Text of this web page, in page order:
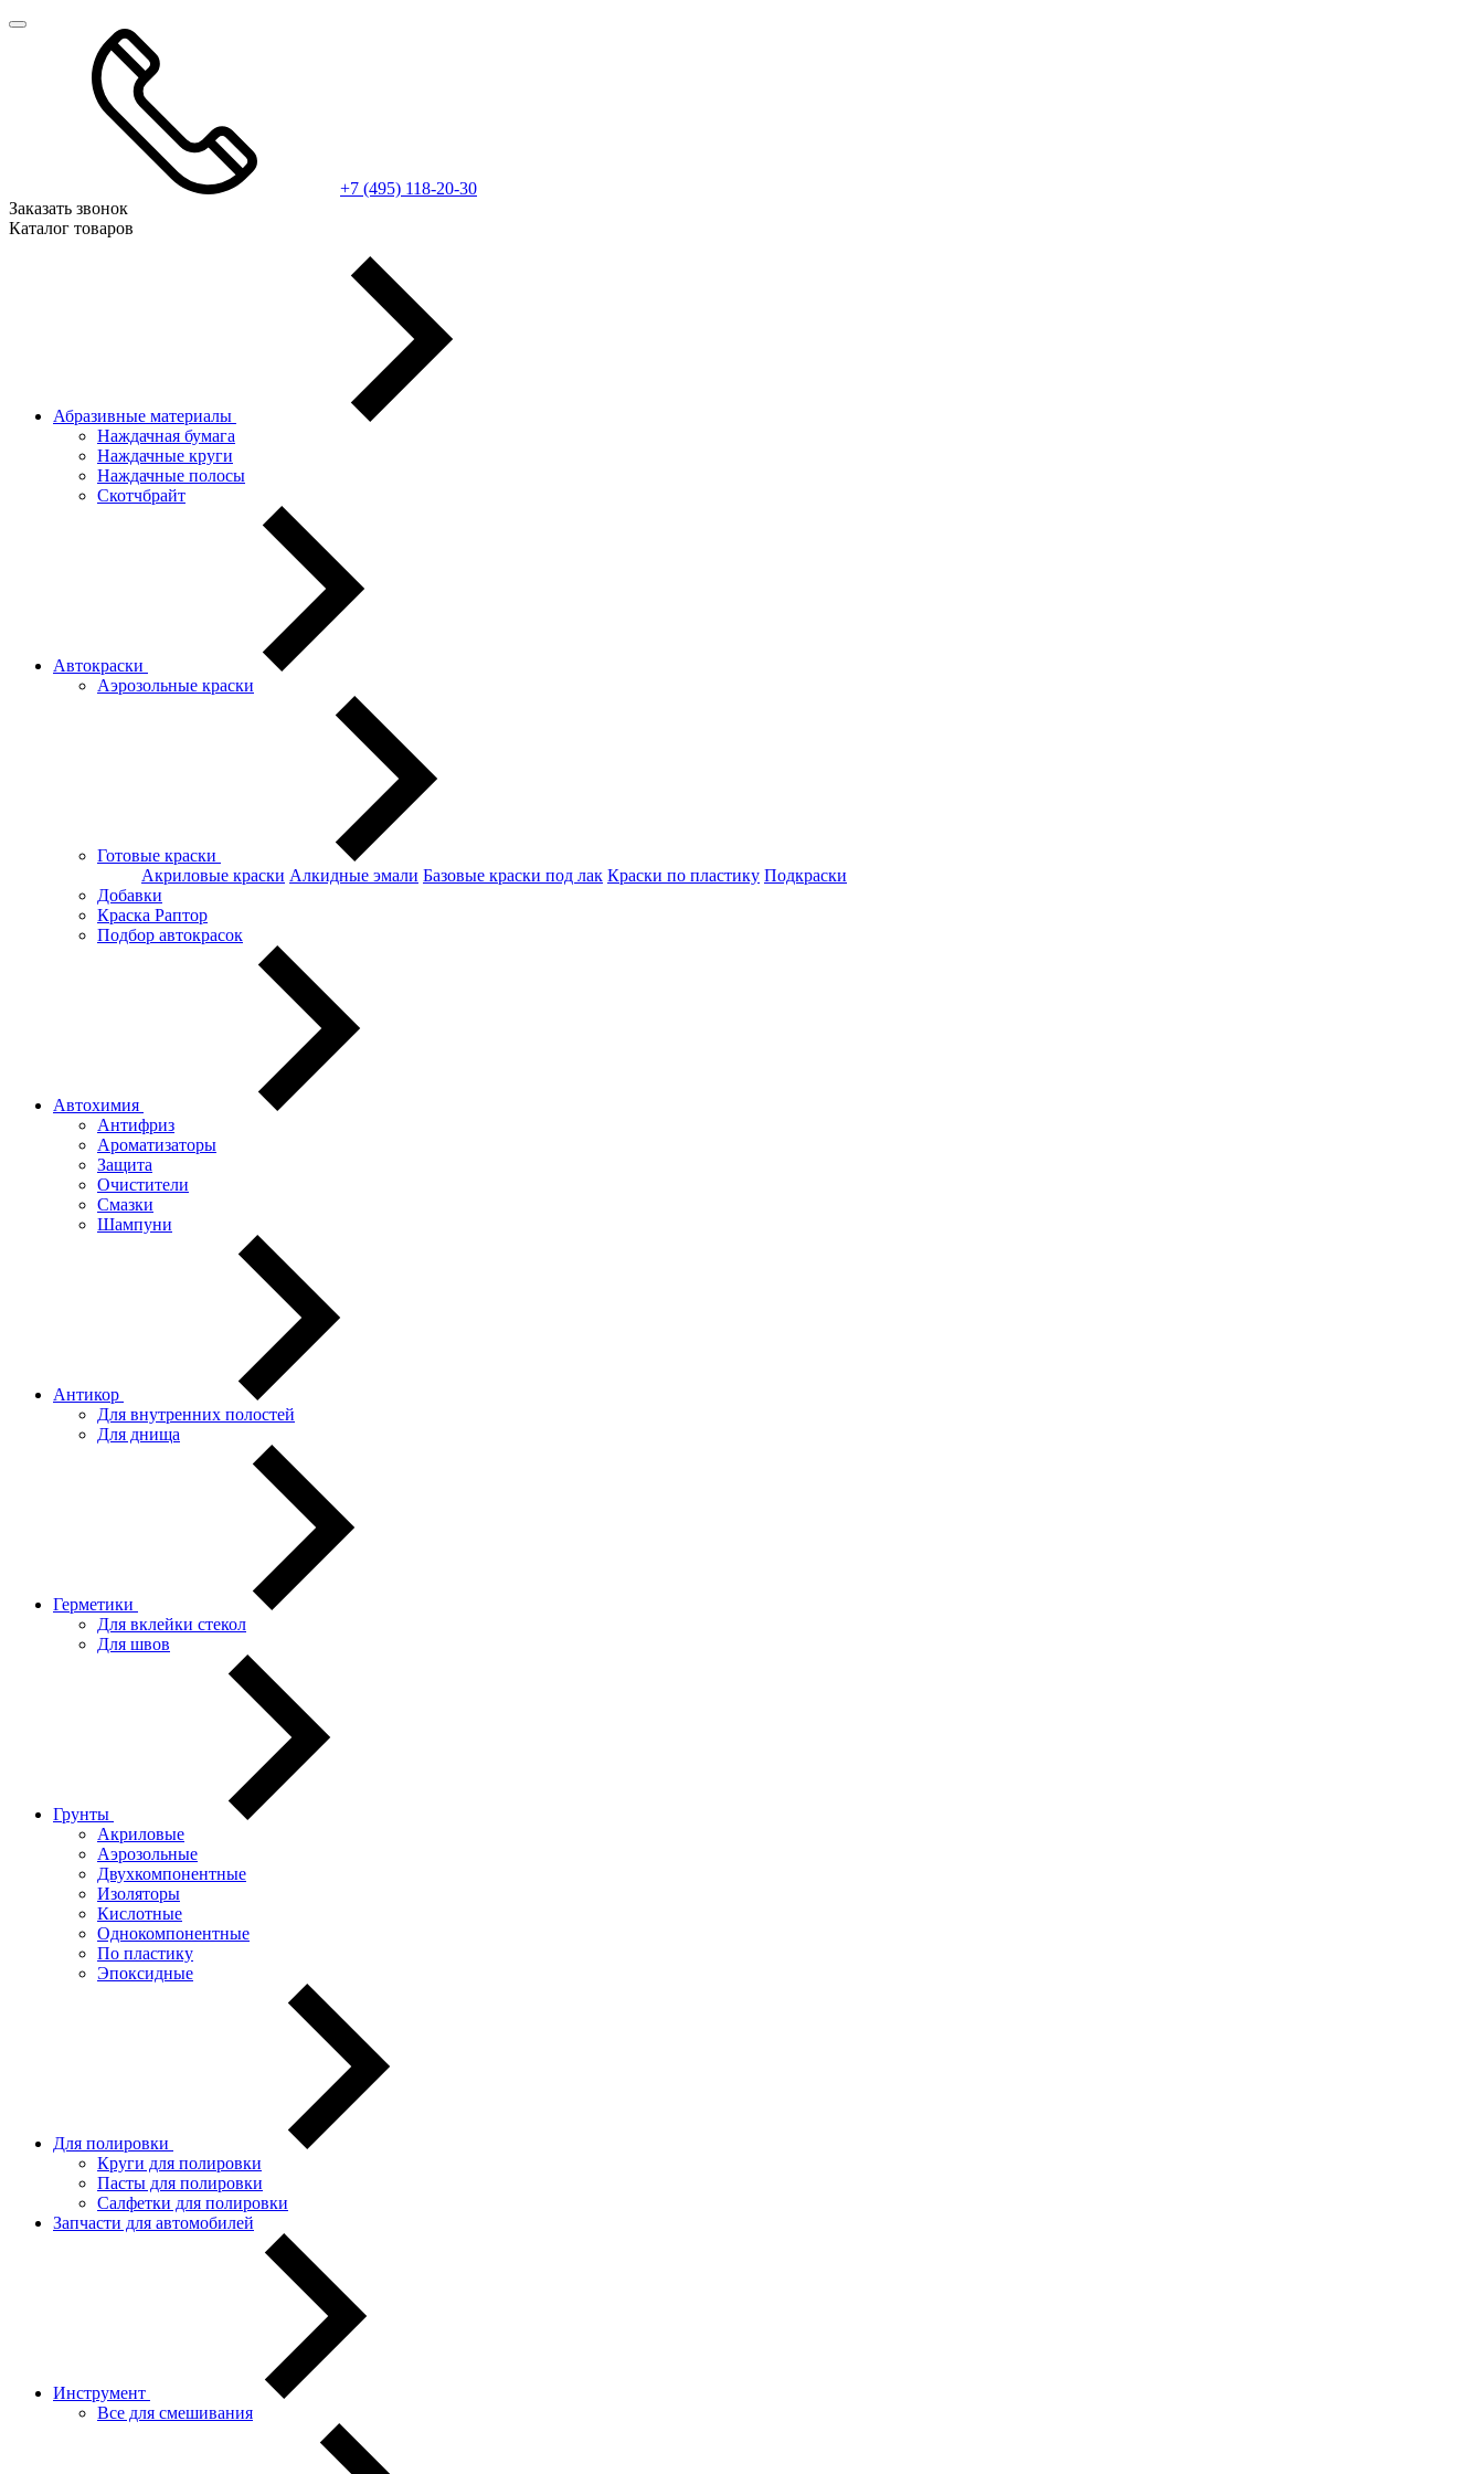
+7 (495) 118-20-30
Заказать звонок
Каталог товаров
Абразивные материалы
Наждачная бумага
Наждачные круги
Наждачные полосы
Скотчбрайт
Автокраски
Аэрозольные краски
Готовые краски
Акриловые краски Алкидные эмали Базовые краски под лак Краски по пластику Подкраски
Добавки
Краска Раптор
Подбор автокрасок
Автохимия
Антифриз
Ароматизаторы
Защита
Очистители
Смазки
Шампуни
Антикор
Для внутренних полостей
Для днища
Герметики
Для вклейки стекол
Для швов
Грунты
Акриловые
Аэрозольные
Двухкомпонентные
Изоляторы
Кислотные
Однокомпонентные
По пластику
Эпоксидные
Для полировки
Круги для полировки
Пасты для полировки
Салфетки для полировки
Запчасти для автомобилей
Инструмент
Все для смешивания